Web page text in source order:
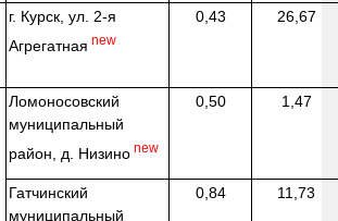
г. Курск, ул. 2-я
Агрегатная new
0,43 26,67
Ломоносовский
муниципальный
район, д. Низино new
0,50 1,47
Гатчинский
муниципальный
0,84 11,73